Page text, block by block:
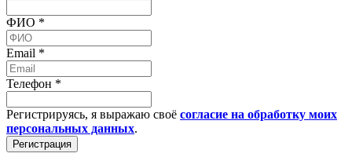
ФИО *
Email *
Телефон *
Регистрируясь, я выражаю своё согласие на обработку моих
персональных данных.